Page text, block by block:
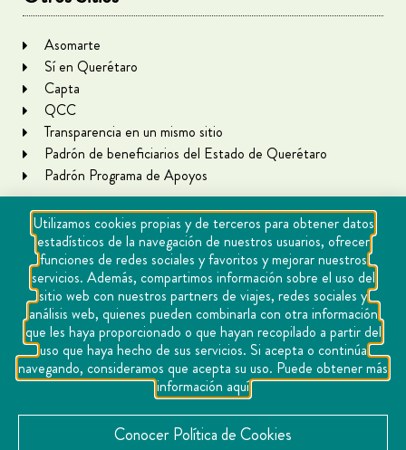
Asomarte
Sí en Querétaro
Capta
QCC
Transparencia en un mismo sitio
Padrón de beneficiarios del Estado de Querétaro
Padrón Programa de Apoyos
Copyright Querétaro Travel 2021 | v 1.1
Cookies
Aviso de privacidad
Directorio
Utilizamos cookies propias y de terceros para obtener datos
estadísticos de la navegación de nuestros usuarios, ofrecer
funciones de redes sociales y favoritos y mejorar nuestros
servicios. Además, compartimos información sobre el uso del
sitio web con nuestros partners de viajes, redes sociales y
análisis web, quienes pueden combinarla con otra información
que les haya proporcionado o que hayan recopilado a partir del
uso que haya hecho de sus servicios. Si acepta o continúa
navegando, consideramos que acepta su uso. Puede obtener más
información aquí
Conocer Política de Cookies